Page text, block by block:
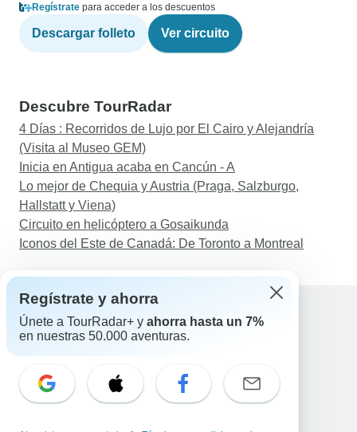
Regístrate para acceder a los descuentos
Descargar folleto Ver circuito
Descubre TourRadar
4 Días : Recorridos de Lujo por El Cairo y Alejandría
(Visita al Museo GEM)
Inicia en Antigua acaba en Cancún - A
Lo mejor de Chequia y Austria (Praga, Salzburgo,
Hallstatt y Viena)
Circuito en helicóptero a Gosaikunda
Iconos del Este de Canadá: De Toronto a Montreal
Ayuda
Correo electrónico: support@tourradar.com
Selecciona el idioma
Regístrate y ahorra
Únete a TourRadar+ y ahorra hasta un 7%
en nuestras 50.000 aventuras.